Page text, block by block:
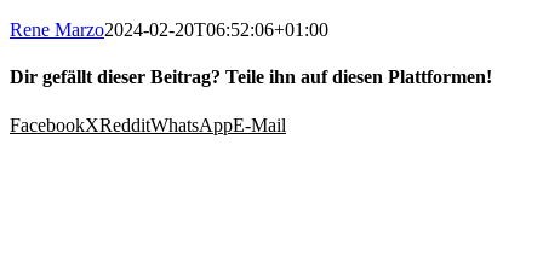
Rene Marzo2024-02-20T06:52:06+01:00
Dir gefällt dieser Beitrag? Teile ihn auf diesen Plattformen!
FacebookXRedditWhatsAppE-Mail